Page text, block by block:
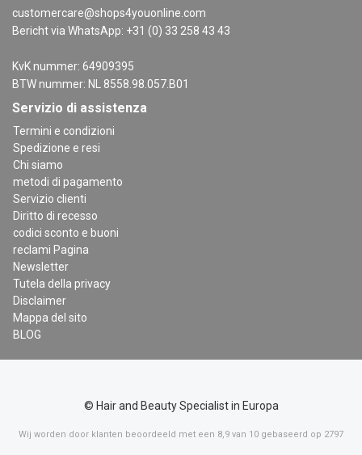
customercare@shops4youonline.com
Bericht via WhatsApp: +31 (0) 33 258 43 43
KvK nummer: 64909395
BTW nummer: NL 8558.98.057.B01
Servizio di assistenza
Termini e condizioni
Spedizione e resi
Chi siamo
metodi di pagamento
Servizio clienti
Diritto di recesso
codici sconto e buoni
reclami Pagina
Newsletter
Tutela della privacy
Disclaimer
Mappa del sito
BLOG
© Hair and Beauty Specialist in Europa
Wij worden door klanten beoordeeld met een 8,9 van 10 gebaseerd op 2797